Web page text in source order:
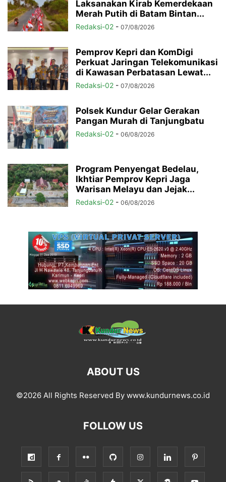
Laksanakan Kirab Kemerdekaan
Merah Putih di Batam Bintan...
Redaksi-02 - 07/08/2026
Pemprov Kepri dan KomDigi
Perkuat Jaringan Telekomunikasi
di Kawasan Perbatasan Lewat...
Redaksi-02 - 07/08/2026
Polsek Kundur Gelar Gerakan
Pangan Murah di Tanjungbatu
Redaksi-02 - 06/08/2026
Program Penyengat Bedelau,
Ikhtiar Pemprov Kepri Jaga
Warisan Melayu dan Jejak...
Redaksi-02 - 06/08/2026
ABOUT US
©2026 All Rights Reserved By www.kundurnews.co.id
FOLLOW US